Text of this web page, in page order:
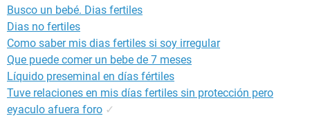
Busco un bebé. Dias fertiles
Dias no fertiles
Como saber mis dias fertiles si soy irregular
Que puede comer un bebe de 7 meses
Líquido preseminal en días fértiles
Tuve relaciones en mis días fertiles sin protección pero
eyaculo afuera foro ✓